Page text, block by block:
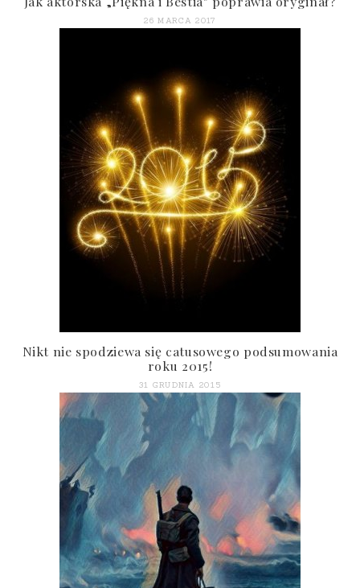
26 MARCA 2017
Nikt nie spodziewa się catusowego podsumowania
roku 2015!
31 GRUDNIA 2015